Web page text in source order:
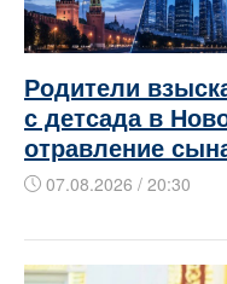
Родители
с детсада в
отравление
07.08.2026 / 20:30